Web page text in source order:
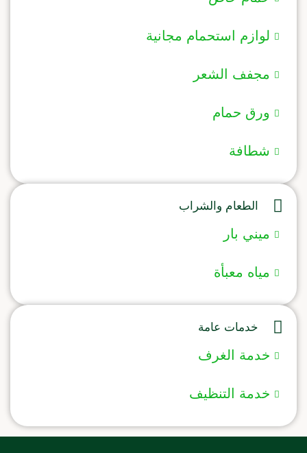
لوازم استحمام مجانية
مجفف الشعر
ورق حمام
شطافة
الطعام والشراب
ميني بار
مياه معبأة
خدمات عامة
خدمة الغرف
خدمة التنظيف